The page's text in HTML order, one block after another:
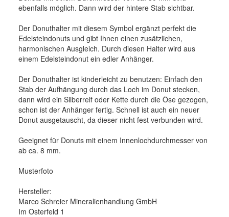
ebenfalls möglich. Dann wird der hintere Stab sichtbar.
Der Donuthalter mit diesem Symbol ergänzt perfekt die
Edelsteindonuts und gibt Ihnen einen zusätzlichen,
harmonischen Ausgleich. Durch diesen Halter wird aus
einem Edelsteindonut ein edler Anhänger.
Der Donuthalter ist kinderleicht zu benutzen: Einfach den
Stab der Aufhängung durch das Loch im Donut stecken,
dann wird ein Silberreif oder Kette durch die Öse gezogen,
schon ist der Anhänger fertig. Schnell ist auch ein neuer
Donut ausgetauscht, da dieser nicht fest verbunden wird.
Geeignet für Donuts mit einem Innenlochdurchmesser von
ab ca. 8 mm.
Musterfoto
Hersteller:
Marco Schreier Mineralienhandlung GmbH
Im Osterfeld 1